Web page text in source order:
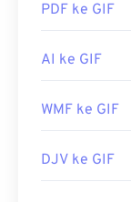
PDF ke GIF
AI ke GIF
WMF ke GIF
DJV ke GIF